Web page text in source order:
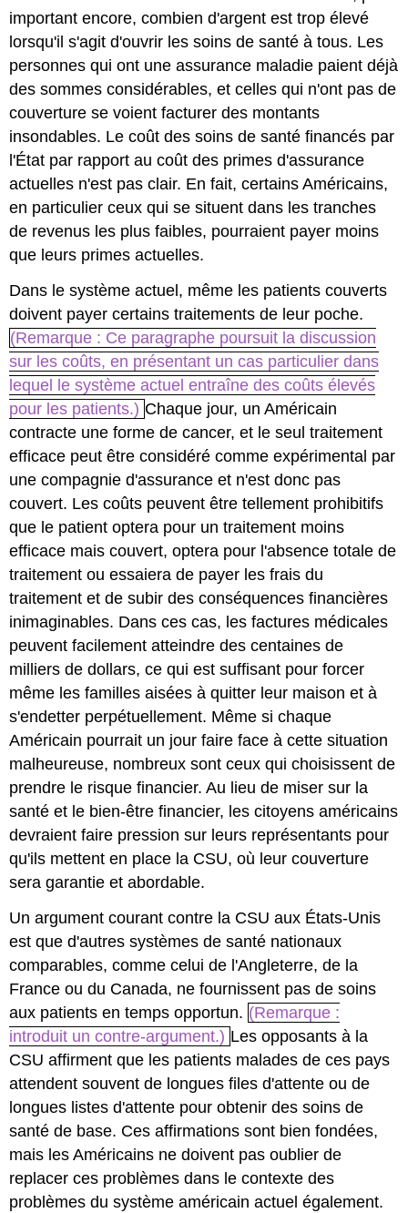
important encore, combien d'argent est trop élevé
lorsqu'il s'agit d'ouvrir les soins de santé à tous. Les
personnes qui ont une assurance maladie paient déjà
des sommes considérables, et celles qui n'ont pas de
couverture se voient facturer des montants
insondables. Le coût des soins de santé financés par
l'État par rapport au coût des primes d'assurance
actuelles n'est pas clair. En fait, certains Américains,
en particulier ceux qui se situent dans les tranches
de revenus les plus faibles, pourraient payer moins
que leurs primes actuelles.
Dans le système actuel, même les patients couverts
doivent payer certains traitements de leur poche.
(Remarque : Ce paragraphe poursuit la discussion
sur les coûts, en présentant un cas particulier dans
lequel le système actuel entraîne des coûts élevés
pour les patients.) Chaque jour, un Américain
contracte une forme de cancer, et le seul traitement
efficace peut être considéré comme expérimental par
une compagnie d'assurance et n'est donc pas
couvert. Les coûts peuvent être tellement prohibitifs
que le patient optera pour un traitement moins
efficace mais couvert, optera pour l'absence totale de
traitement ou essaiera de payer les frais du
traitement et de subir des conséquences financières
inimaginables. Dans ces cas, les factures médicales
peuvent facilement atteindre des centaines de
milliers de dollars, ce qui est suffisant pour forcer
même les familles aisées à quitter leur maison et à
s'endetter perpétuellement. Même si chaque
Américain pourrait un jour faire face à cette situation
malheureuse, nombreux sont ceux qui choisissent de
prendre le risque financier. Au lieu de miser sur la
santé et le bien-être financier, les citoyens américains
devraient faire pression sur leurs représentants pour
qu'ils mettent en place la CSU, où leur couverture
sera garantie et abordable.
Un argument courant contre la CSU aux États-Unis
est que d'autres systèmes de santé nationaux
comparables, comme celui de l'Angleterre, de la
France ou du Canada, ne fournissent pas de soins
aux patients en temps opportun. (Remarque :
introduit un contre-argument.) Les opposants à la
CSU affirment que les patients malades de ces pays
attendent souvent de longues files d'attente ou de
longues listes d'attente pour obtenir des soins de
santé de base. Ces affirmations sont bien fondées,
mais les Américains ne doivent pas oublier de
replacer ces problèmes dans le contexte des
problèmes du système américain actuel également.